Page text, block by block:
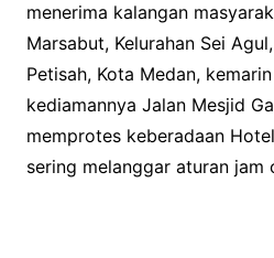
menerima kalangan
Marsabut, Kelurahan Sei
Petisah, Kota Medan,
kediamannya Jalan Mesjid
memprotes keberadaan
sering melanggar aturan jam